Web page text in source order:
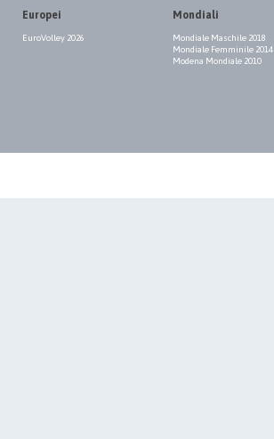
Europei
EuroVolley 2026
Mondiali
Mondiale Maschile 2018
Mondiale Femminile 2014
Modena Mondiale 2010